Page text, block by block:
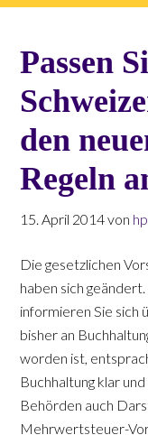
Passen
den
Regeln
15. April 2014von
Die gesetzlichen
haben sich
informieren Sie sich
bisher an
worden ist,
Buchhaltung klar
Behörden auch
Mehrwertsteuer-